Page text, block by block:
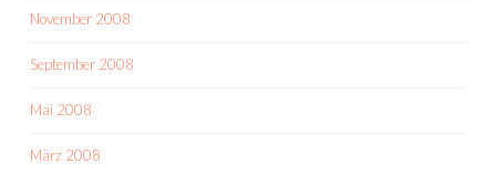
November 2008
September 2008
Mai 2008
März 2008